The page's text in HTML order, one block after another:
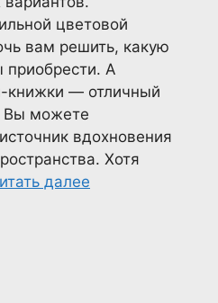
цветовой
вам решить, какую
приобрести. А
книжки — отличный
Вы можете
вдохновения
Хотя
далее